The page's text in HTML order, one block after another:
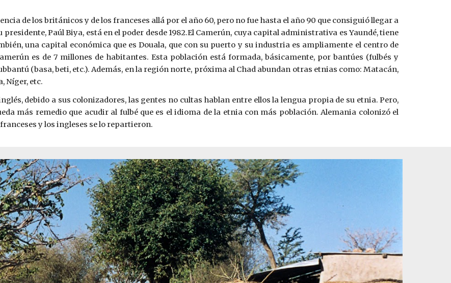
de los británicos y de los franceses allá por el año 60, pero no fue hasta el año 90 que consiguió llegar a
Paúl Biya, está en el poder desde 1982.El Camerún, cuya capital administrativa es Yaundé, tiene
una capital económica que es Douala, que con su puerto y su industria es ampliamente el centro de
es de 7 millones de habitantes. Esta población está formada, básicamente, por bantúes (fulbés y
(basa, beti, etc.). Además, en la región norte, próxima al Chad abundan otras etnias como: Matacán,
Níger, etc.
debido a sus colonizadores, las gentes no cultas hablan entre ellos la lengua propia de su etnia. Pero,
más remedio que acudir al fulbé que es el idioma de la etnia con más población. Alemania colonizó el
y los ingleses se lo repartieron.